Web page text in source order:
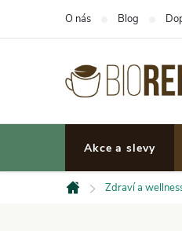
O nás Blog
Akce a slevy
Domů
Zdraví a